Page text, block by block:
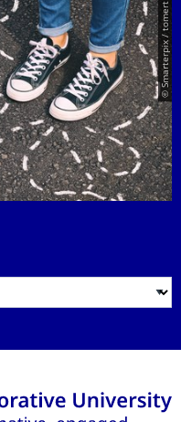
© Smarterpix / tomert